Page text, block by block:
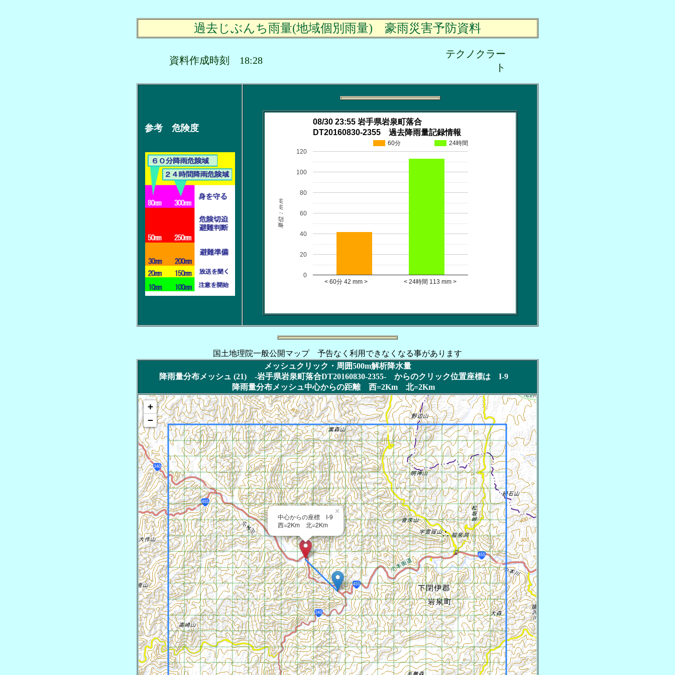
過去じぶんち雨量(地域個別雨量) 豪雨災害予防資料
資料作成時刻 18:28
テクノクラー
ト
参考 危険度
08/30 23:55 岩手県岩泉町落合
DT20160830-2355 過去降雨量記録情報
60分 24時間
< 60分 42 mm > < 24時間 113 mm >
0
20
40
60
80
100
120
単位：ｍｍ
国土地理院一般公開マップ 予告なく利用できなくなる事があります
メッシュクリック・周囲500m解析降水量
降雨量分布メッシュ (21) -岩手県岩泉町落合DT20160830-2355- からのクリック位置座標は I-9
降雨量分布メッシュ中心からの距離 西=2Km 北=2Km
中心からの座標 I-9
西=2Km 北=2Km
×
+
−